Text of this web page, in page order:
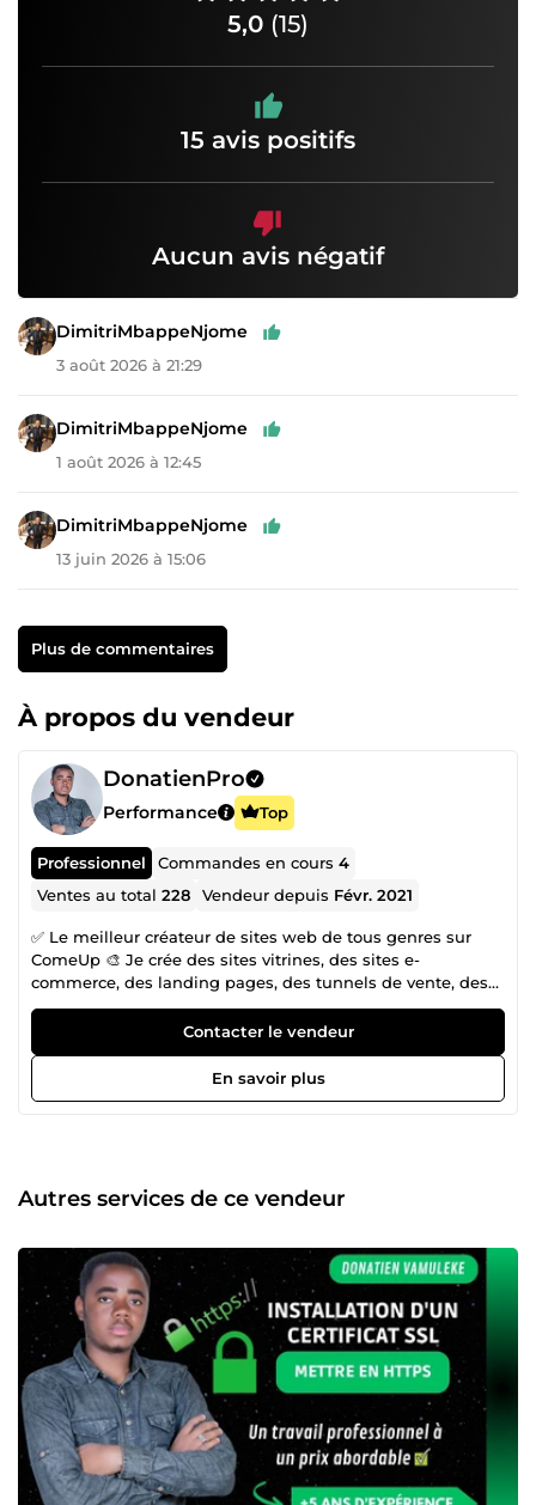
5,0 (15)
15 avis positifs
Aucun avis négatif
DimitriMbappeNjome
3 août 2026 à 21:29
DimitriMbappeNjome
1 août 2026 à 12:45
DimitriMbappeNjome
13 juin 2026 à 15:06
Plus de commentaires
À propos du vendeur
DonatienPro
Performance Top
Professionnel Commandes en cours4
Ventes au total228 Vendeur depuis Févr. 2021
✅ Le meilleur créateur de sites web de tous genres sur
ComeUp 🎨 Je crée des sites vitrines, des sites e-
commerce, des landing pages, des tunnels de vente, des
boutiques Shopify, et bien plus encore. ⭐ Plus de 200 avis
positifs ❌ AUCUN avis négatif Je m'appelle Donatien,
expert depuis plus de 5 ans dans la création de sites web
et l’optimisation SEO. Je propose mes services sur
ComeUp. Confiez-moi vos projets et je vous garantirai un
Contacter le vendeur
En savoir plus
Autres services de ce vendeur